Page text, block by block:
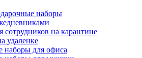
наборы
сотрудников на карантине
удаленке
наборы для офиса